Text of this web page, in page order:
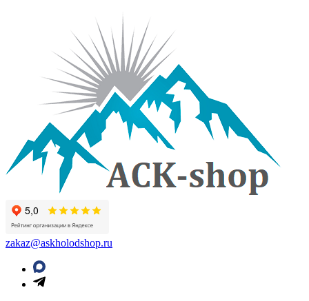
zakaz@askholodshop.ru